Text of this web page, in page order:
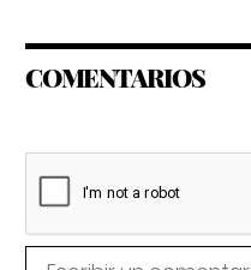
COMENTARIOS